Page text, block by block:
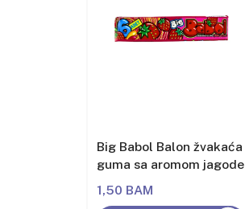
Big Babol Balon žvakaća
guma sa aromom jagode
1,50 BAM